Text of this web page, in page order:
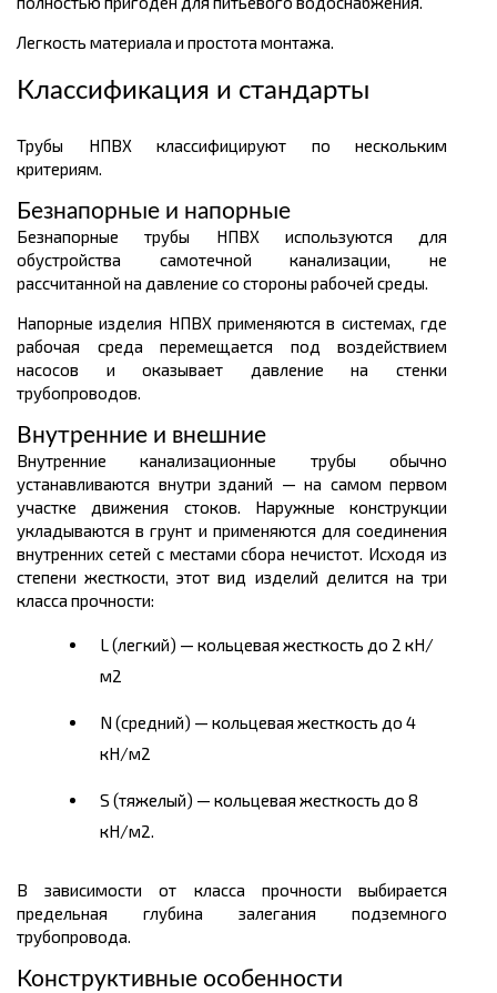
Легкость материала и простота монтажа.
Классификация и стандарты
Трубы НПВХ классифицируют по нескольким
критериям.
Безнапорные и напорные
Безнапорные трубы НПВХ используются для
обустройства самотечной канализации, не
рассчитанной на давление со стороны рабочей среды.
Напорные изделия НПВХ применяются в системах, где
рабочая среда перемещается под воздействием
насосов и оказывает давление на стенки
трубопроводов.
Внутренние и внешние
Внутренние канализационные трубы обычно
устанавливаются внутри зданий — на самом первом
участке движения стоков. Наружные конструкции
укладываются в грунт и применяются для соединения
внутренних сетей с местами сбора нечистот. Исходя из
степени жесткости, этот вид изделий делится на три
класса прочности:
L (легкий) — кольцевая жесткость до 2 кН/
м2
N (средний) — кольцевая жесткость до 4
кН/м2
S (тяжелый) — кольцевая жесткость до 8
кН/м2.
В зависимости от класса прочности выбирается
предельная глубина залегания подземного
трубопровода.
Конструктивные особенности